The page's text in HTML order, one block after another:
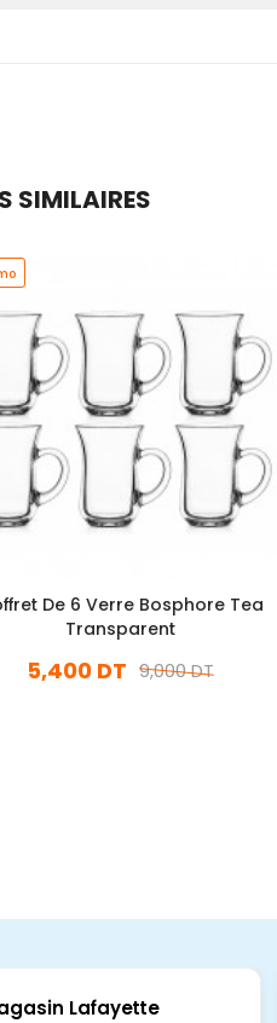
SIMILAIRES
De 6 Verre Bosphore Tea
Transparent
9,000 DT
5,400 DT
Lafayette